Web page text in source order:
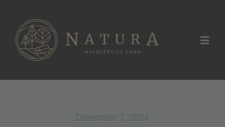
Inhalt
springen
Waldservice
Dezember 7, 2024